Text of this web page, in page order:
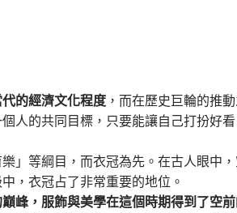
的經濟文化程度 ，而在歷史巨輪的推
人的共同目標，只要能讓自己打扮好
」等綱目，而衣冠為先。在古人眼中
，衣冠占了非常重要的地位。
峰，服飾與美學在這個時期得到了空